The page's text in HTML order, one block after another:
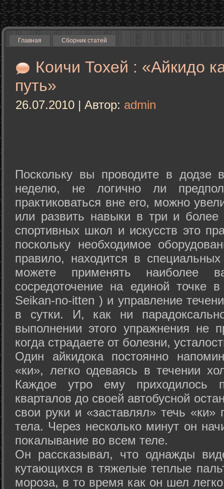
Главная Сборник статей
Коичи Тохей : «Айкидо
путь»
26.07.2010 | Автор: admin
Поскольку вы проводите в додзе
неделю, не логично ли
практиковаться вне его, можно
или развить навыки в три и
спортивных школ и искусств это
поскольку необходимое
правило, находится в
можете применять наиболее
сосредоточение на единой точке
Seikan-­no-­itten ) и управление
в сутки. И, как ни
выполнении этого упражнения не
когда страдаете от болезни,
Один айкидока постоянно
«ки», легко одеваясь в течении
Каждое утро ему приходилось
кварталов до своей автобусной
свои руки и «заставлял» течь «ки»
тела. Через несколько минут он
покалывание во всем теле.
Он рассказывал, что однажды
кутающихся в тяжелые теплые
мороза, в то время как он шел